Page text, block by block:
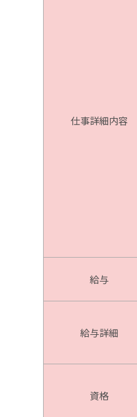
仕事詳細内容
給与
給与詳細
資格